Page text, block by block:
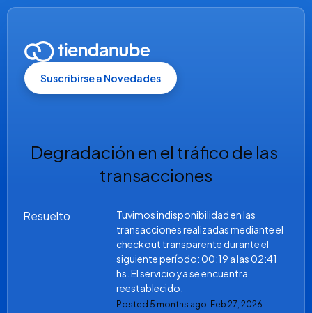
Suscribirse a Novedades
Degradación en el tráfico de las
transacciones
Resuelto
Tuvimos indisponibilidad en las
transacciones realizadas mediante el
checkout transparente durante el
siguiente período: 00:19 a las 02:41
hs. El servicio ya se encuentra
reestablecido.
Posted 5 months ago. Feb 27, 2026 -